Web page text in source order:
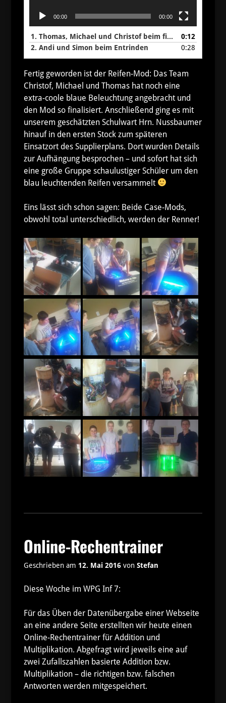
00:00 00:00
1. Thomas, Michael und Christof beim finalen Zusammenbau
0:12
2. Andi und Simon beim Entrinden 0:28
Fertig geworden ist der Reifen-Mod: Das Team
Christof, Michael und Thomas hat noch eine
extra-coole blaue Beleuchtung angebracht und
den Mod so finalisiert. Anschließend ging es mit
unserem geschätzten Schulwart Hrn. Nussbaumer
hinauf in den ersten Stock zum späteren
Einsatzort des Supplierplans. Dort wurden Details
zur Aufhängung besprochen – und sofort hat sich
eine große Gruppe schaulustiger Schüler um den
blau leuchtenden Reifen versammelt
Eins lässt sich schon sagen: Beide Case-Mods,
obwohl total unterschiedlich, werden der Renner!
Online-Rechentrainer
Geschrieben am 12. Mai 2016von Stefan
Diese Woche im WPG Inf 7:
Für das Üben der Datenübergabe einer Webseite
an eine andere Seite erstellten wir heute einen
Online-Rechentrainer für Addition und
Multiplikation. Abgefragt wird jeweils eine auf
zwei Zufallszahlen basierte Addition bzw.
Multiplikation – die richtigen bzw. falschen
Antworten werden mitgespeichert.